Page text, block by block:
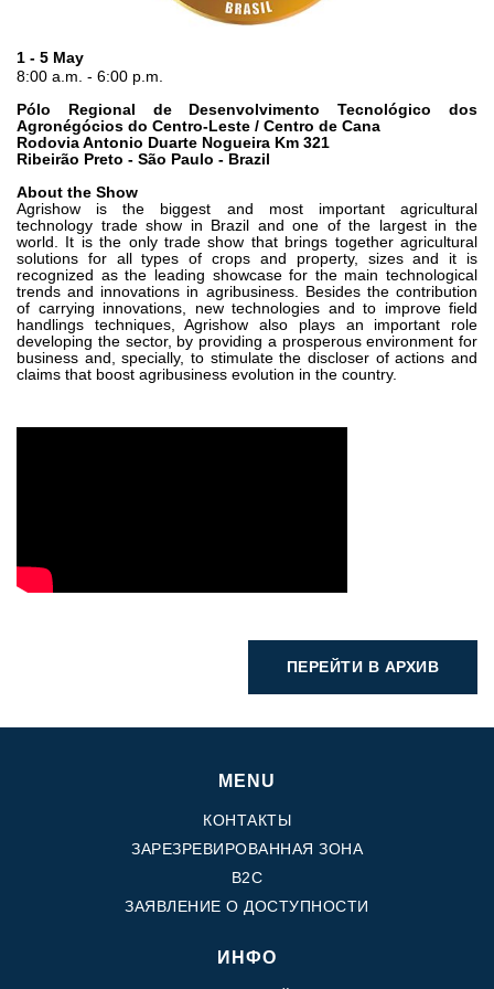
Аксиально поршневые насосы и моторы
Motori elettrici brushless - Serie MS
Радіально-поршневі двигуни
Двигатели с Планетарным редуктором для Bondioli &
Pavesi
Соединительные системы
Система управления
Интегрированные гидравлические блоки
Распределители
Картридж клапаны
Клапаны гидравлических линий
Элементы сервоконтроля
Электронные компоненты системы управления
1 - 5 May
8:00 a.m. - 6:00 p.m.
Pólo Regional de Desenvolvimento Tecnológico dos
Agronégócios do Centro-Leste / Centro de Cana
Rodovia Antonio Duarte Nogueira Km 321
Ribeirão Preto - São Paulo - Brazil
About the Show
Agrishow is the biggest and most important agricultural
technology trade show in Brazil and one of the largest in the
world. It is the only trade show that brings together agricultural
solutions for all types of crops and property, sizes and it is
recognized as the leading showcase for the main technological
trends and innovations in agribusiness. Besides the contribution
of carrying innovations, new technologies and to improve field
handlings techniques, Agrishow also plays an important role
developing the sector, by providing a prosperous environment for
business and, specially, to stimulate the discloser of actions and
claims that boost agribusiness evolution in the country.
ПЕРЕЙТИ В АРХИВ
MENU
КОНТАКТЫ
ЗАРЕЗРЕВИРОВАННАЯ ЗОНА
B2C
ЗАЯВЛЕНИЕ О ДОСТУПНОСТИ
ИНФО